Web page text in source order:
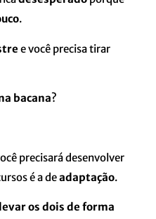
.
e você precisa tirar
bacana?
precisará desenvolver
é a deadaptação.
os dois de forma